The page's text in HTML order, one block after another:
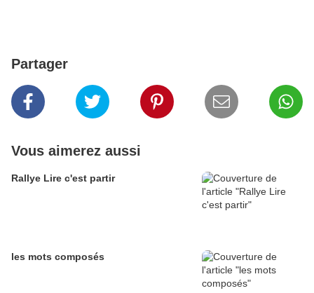
Partager
Vous aimerez aussi
Rallye Lire c'est partir
les mots composés